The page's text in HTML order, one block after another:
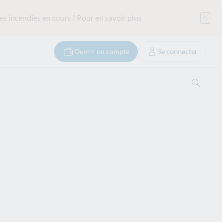
incendies en cours ? Pour en savoir plus
Ouvrir un compte Se connecter